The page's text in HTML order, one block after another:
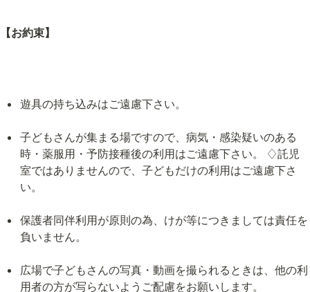
【お約束】
遊具の持ち込みはご遠慮下さい。
子どもさんが集まる場ですので、病気・感染疑いのある
時・薬服用・予防接種後の利用はご遠慮下さい。 ♢託児
室ではありませんので、子どもだけの利用はご遠慮下さ
い。
保護者同伴利用が原則の為、けが等につきましては責任を
負いません。
広場で子どもさんの写真・動画を撮られるときは、他の利
用者の方が写らないようご配慮をお願いします。